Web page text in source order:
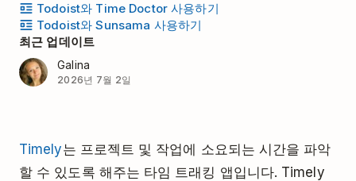
Todoist와 Time Doctor 사용하기
Todoist와 Sunsama 사용하기
최근 업데이트
Galina
2026년 7월 2일
Timely는 프로젝트 및 작업에 소요되는 시간을 파악
할 수 있도록 해주는 타임 트래킹 앱입니다. Timely